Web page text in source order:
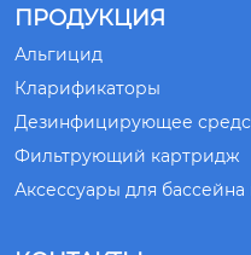
ПРОДУКЦИЯ
Альгицид
Кларификаторы
Дезинфицирующее
Фильтрующий картридж
Аксессуары для бассейна